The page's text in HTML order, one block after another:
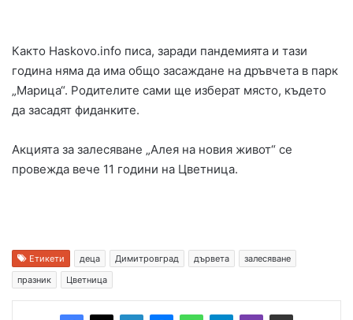
Както Haskovo.info писа, заради пандемията и тази
година няма да има общо засаждане на дръвчета в парк
„Марица“. Родителите сами ще изберат място, където
да засадят фиданките.
Акцията за залесяване „Алея на новия живот“ се
провежда вече 11 години на Цветница.
Етикети деца Димитровград дървета
залесяване
празник
Цветница